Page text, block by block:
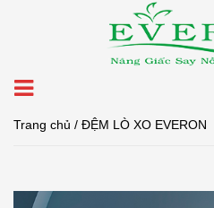
Trang chủ / ĐỆM LÒ XO EVERON